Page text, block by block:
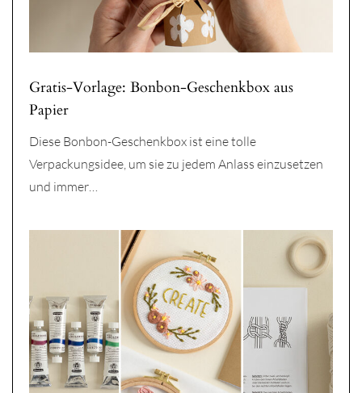
Gratis-Vorlage: Bonbon-Geschenkbox aus
Papier
Diese Bonbon-Geschenkbox ist eine tolle
Verpackungsidee, um sie zu jedem Anlass einzusetzen
und immer…